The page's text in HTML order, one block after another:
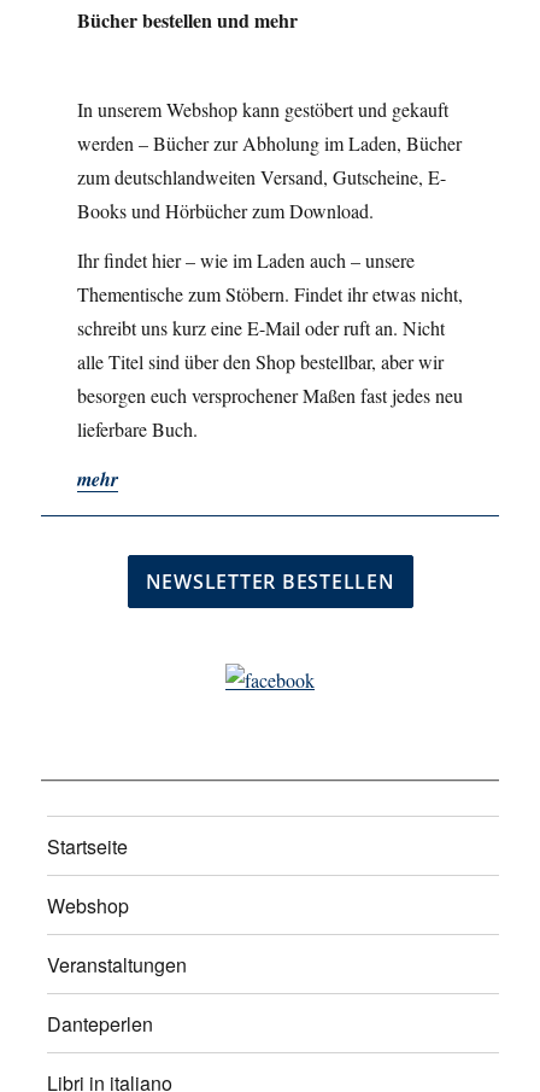
Bücher bestellen und mehr
In unserem Webshop kann gestöbert und gekauft
werden – Bücher zur Abholung im Laden, Bücher
zum deutschlandweiten Versand, Gutscheine, E-
Books und Hörbücher zum Download.
Ihr findet hier – wie im Laden auch – unsere
Thementische zum Stöbern. Findet ihr etwas nicht,
schreibt uns kurz eine E-Mail oder ruft an. Nicht
alle Titel sind über den Shop bestellbar, aber wir
besorgen euch versprochener Maßen fast jedes neu
lieferbare Buch.
mehr
Startseite
Webshop
Veranstaltungen
Danteperlen
Libri in italiano